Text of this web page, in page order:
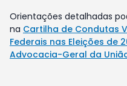
Orientações detalhadas
na Cartilha de Condutas
Federais nas Eleições de
Advocacia-Geral da